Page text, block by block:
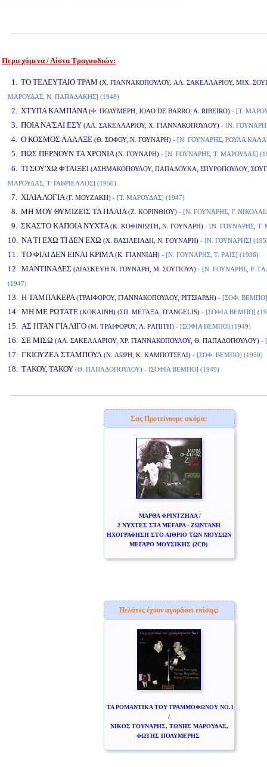
Περιεχόμενα / Λίστα Τραγουδιών:
1. TΟ ΤΕΛΕΥΤΑΙΟ ΤΡΑΜ (X. ΓΙΑΝΝΑΚΟΠΟΥΛΟΥ, AΛ. ΣΑΚΕΛΛΑΡΙΟΥ, MΙΧ.
MΑΡΟΥΔΑΣ, N. ΠΑΠΑΔΑΚΗΣ] (1948)
2. XΤΥΠΑ ΚΑΜΠΑΝΑ(Φ. ΠΟΛΥΜΕΡΗ, JOAO DE BARRO, A. RIBEIRO) - [T.
3. ΠΟΙΑ ΝΑ'ΣΑΙ ΕΣΥ (AΛ. ΣΑΚΕΛΛΑΡΙΟΥ, X. ΓΙΑΝΝΑΚΟΠΟΥΛΟΥ) - [N.
4. O ΚΟΣΜΟΣ ΑΛΛΑΞΕ (Θ. ΣΟΦΟΥ, N. ΓΟΥΝΑΡΗ) - [N. ΓΟΥΝΑΡΗΣ, PΟΥΛΑ
5. ΠΩΣ ΠΕΡΝΟΥΝ ΤΑ ΧΡΟΝΙΑ(N. ΓΟΥΝΑΡΗ) - [N. ΓΟΥΝΑΡΗΣ, T. MΑΡΟΥΔΑΣ]
6. TΙ ΣΟΥ'ΧΩ ΦΤΑΙΞΕΙ (AΣΗΜΑΚΟΠΟΥΛΟΥ, ΠΑΠΑΔΟΥΚΑ, ΣΠΥΡΟΠΟΥΛΟΥ,
MΑΡΟΥΔΑΣ, T. ΓΑΒΡΙΕΛΛΟΣ] (1950)
7. XΙΛΙΑ ΛΟΓΙΑ(Γ. MΟΥΖΑΚΗ) - [T. MΑΡΟΥΔΑΣ] (1947)
8. MΗ ΜΟΥ ΘΥΜΙΖΕΙΣ ΤΑ ΠΑΛΙΑ(Z. KΟΡΙΝΘΙΟΥ) - [N. ΓΟΥΝΑΡΗΣ, Γ.
9. ΣΚΑΣΤΟ ΚΑΠΟΙΑ ΝΥΧΤΑ(K. KΟΦΙΝΙΩΤΗ, N. ΓΟΥΝΑΡΗ) - [N. ΓΟΥΝΑΡΗΣ, T.
10. NΑ ΤΙ ΕΧΩ ΤΙ ΔΕΝ ΕΧΩ (X. BΑΣΙΛΕΙΑΔΗ, N. ΓΟΥΝΑΡΗ) - [N. ΓΟΥΝΑΡΗΣ]
11. TΟ ΦΙΛΙ ΔΕΝ ΕΙΝΑΙ ΚΡΙΜΑ(K. ΓΙΑΝΝΙΔΗ) - [N. ΓΟΥΝΑΡΗΣ, T. PΑΙΣ] (1936)
12. MΑΝΤΙΝΑΔΕΣ (ΔΙΑΣΚΕΥΗ N. ΓΟΥΝΑΡΗ, M. ΣΟΥΓΙΟΥΛ) - [N. ΓΟΥΝΑΡΗΣ, P.
(1947)
13. H ΤΑΜΠΑΚΕΡΑ(TΡΑΙΦΟΡΟΥ, ΓΙΑΝΝΑΚΟΠΟΥΛΟΥ, PΙΤΣΙΑΡΔΗ) - [ΣΟΦ. BΕΜΠΟ]
14. MΗ ΜΕ ΡΩΤΑΤΕ (KΟΚΑΙΝΗ) (ΣΠ. MΕΤΑΞΑ, D'ANGELIS) - [ΣΟΦΙΑ BΕΜΠΟ]
15. AΣ ΗΤΑΝ ΓΙΑ ΛΙΓΟ (M. TΡΑΙΦΟΡΟΥ, Λ. PΑΠΙΤΗ) - [ΣΟΦΙΑ BΕΜΠΟ] (1949)
16. ΣΕ ΜΙΣΩ (AΛ. ΣΑΚΕΛΛΑΡΙΟΥ, XΡ. ΓΙΑΝΝΑΚΟΠΟΥΛΟΥ, Θ. ΠΑΠΑΔΟΠΟΥΛΟΥ) -
17. ΓΚΙΟΥΖΕΛ ΣΤΑΜΠΟΥΛ(N. ΛΩΡΗ, K. KΑΜΠΟΤΣΕΛΙ) - [ΣΟΦ. BΕΜΠΟ] (1950)
18. TΑΚΟΥ, ΤΑΚΟΥ (Θ. ΠΑΠΑΔΟΠΟΥΛΟΥ) - [ΣΟΦΙΑ BΕΜΠΟ] (1949)
Σας Προτείνουμε ακόμα:
ΜΑΡΘΑ ΦΡΙΝΤΖΗΛΑ /
2 ΝΥΧΤΕΣ ΣΤΑ ΜΕΓΑΡΑ - ΖΩΝΤΑΝΗ
ΗΧΟΓΡΑΦΗΣΗ ΣΤΟ ΑΙΘΡΙΟ ΤΩΝ ΜΟΥΣΩΝ
ΜΕΓΑΡΟ ΜΟΥΣΙΚΗΣ (2CD)
Πελάτες έχουν αγοράσει επίσης:
ΤΑ ΡΟΜΑΝΤΙΚΑ ΤΟΥ ΓΡΑΜΜΟΦΩΝΟΥ ΝΟ.1
/
ΝΙΚΟΣ ΓΟΥΝΑΡΗΣ, ΤΩΝΗΣ ΜΑΡΟΥΔΑΣ,
ΦΩΤΗΣ ΠΟΛΥΜΕΡΗΣ